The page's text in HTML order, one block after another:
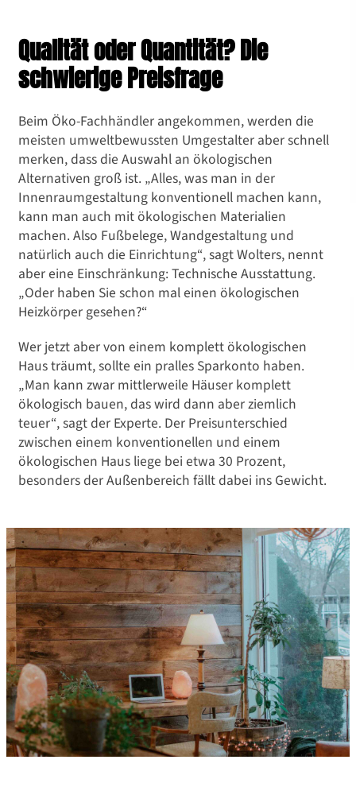
Qualität oder Quantität? Die
schwierige Preisfrage
Beim Öko-Fachhändler angekommen, werden die
meisten umweltbewussten Umgestalter aber schnell
merken, dass die Auswahl an ökologischen
Alternativen groß ist. „Alles, was man in der
Innenraumgestaltung konventionell machen kann,
kann man auch mit ökologischen Materialien
machen. Also Fußbelege, Wandgestaltung und
natürlich auch die Einrichtung“, sagt Wolters, nennt
aber eine Einschränkung: Technische Ausstattung.
„Oder haben Sie schon mal einen ökologischen
Heizkörper gesehen?“
Wer jetzt aber von einem komplett ökologischen
Haus träumt, sollte ein pralles Sparkonto haben.
„Man kann zwar mittlerweile Häuser komplett
ökologisch bauen, das wird dann aber ziemlich
teuer“, sagt der Experte. Der Preisunterschied
zwischen einem konventionellen und einem
ökologischen Haus liege bei etwa 30 Prozent,
besonders der Außenbereich fällt dabei ins Gewicht.